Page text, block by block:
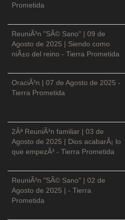
Prometida
ReuniÃ³n "SÃ© Sano" | 09 de
Agosto de 2025 | Siendo como
niÃ±o del reino - Tierra Prometida
OraciÃ³n | 07 de Agosto de 2025 -
Tierra Prometida
2Âª ReuniÃ³n familiar | 03 de
Agosto de 2025 | Dios acabarÃ¡ lo
que empezÃ³ - Tierra Prometida
ReuniÃ³n "SÃ© Sano" | 02 de
Agosto de 2025 | - Tierra
Prometida